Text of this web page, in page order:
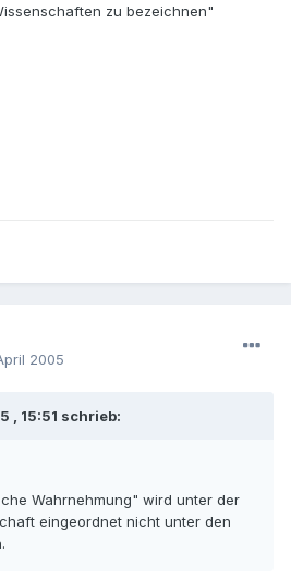
zu bezeichnen"
2005
, 15:51 schrieb:
Wahrnehmung" wird unter der
eingeordnet nicht unter den